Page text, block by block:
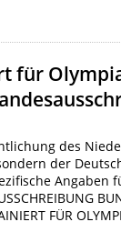
für
des
der
Angaben
FÜR